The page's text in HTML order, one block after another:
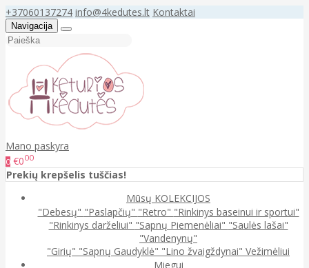
+37060137274 info@4kedutes.lt Kontaktai
Navigacija
Mano paskyra
0 €000
Prekių krepšelis tuščias!
Mūsų KOLEKCIJOS
"Debesų" "Paslapčių" "Retro" "Rinkinys baseinui ir sportui"
"Rinkinys darželiui" "Sapnų Piemenėliai" "Saulės lašai"
"Vandenynų"
"Girių" "Sapnų Gaudyklė" "Lino žvaigždynai" Vežimėliui
Miegui